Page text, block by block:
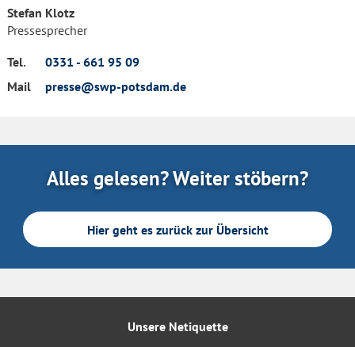
Stefan Klotz
Pressesprecher
Tel.
0331 - 661 95 09
Mail
presse@swp-potsdam.de
Alles gelesen? Weiter stöbern?
Hier geht es zurück zur Übersicht
Unsere Netiquette